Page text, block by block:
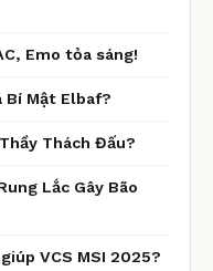
Emo tỏa sáng!
Bí Mật Elbaf?
Thách Đấu?
Lắc Gây Bão
VCS MSI 2025?